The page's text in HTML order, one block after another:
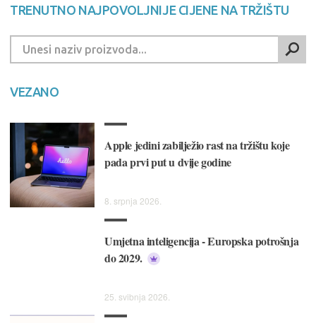
TRENUTNO NAJPOVOLJNIJE CIJENE NA TRŽIŠTU
VEZANO
Apple jedini zabilježio rast na tržištu koje
pada prvi put u dvije godine
8. srpnja 2026.
Umjetna inteligencija - Europska potrošnja
do 2029.
25. svibnja 2026.